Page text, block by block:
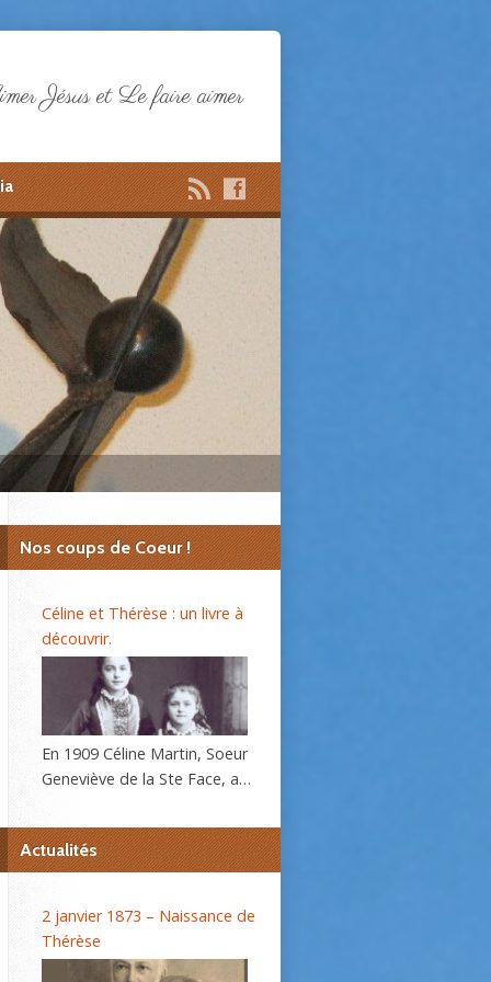
Jésus et Le faire aimer
Nos coups de Coeur !
Céline et Thérèse : un livre à
découvrir.
En 1909 Céline Martin, Soeur
Geneviève de la Ste Face, a
sa sœur Thérèse, l’histoire
d’une âme, se répand dans le
bientôt. C’est alors que la
Prieure du Carmel lui
Actualités
2 janvier 1873 – Naissance de
Thérèse